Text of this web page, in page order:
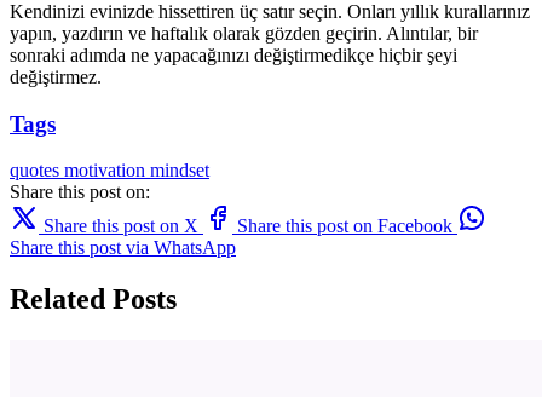
Kendinizi evinizde hissettiren üç satır seçin. Onları yıllık kurallarınız
yapın, yazdırın ve haftalık olarak gözden geçirin. Alıntılar, bir
sonraki adımda ne yapacağınızı değiştirmedikçe hiçbir şeyi
değiştirmez.
Tags
quotes motivation mindset
Share this post on:
Share this post on X
Share this post on Facebook
Share this post via WhatsApp
Related Posts